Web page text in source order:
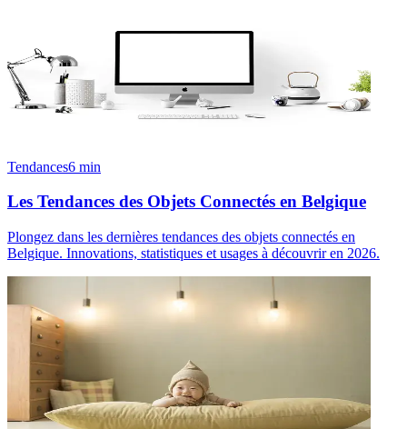
Tendances6 min
Les Tendances des Objets Connectés en Belgique
Plongez dans les dernières tendances des objets connectés en
Belgique. Innovations, statistiques et usages à découvrir en 2026.